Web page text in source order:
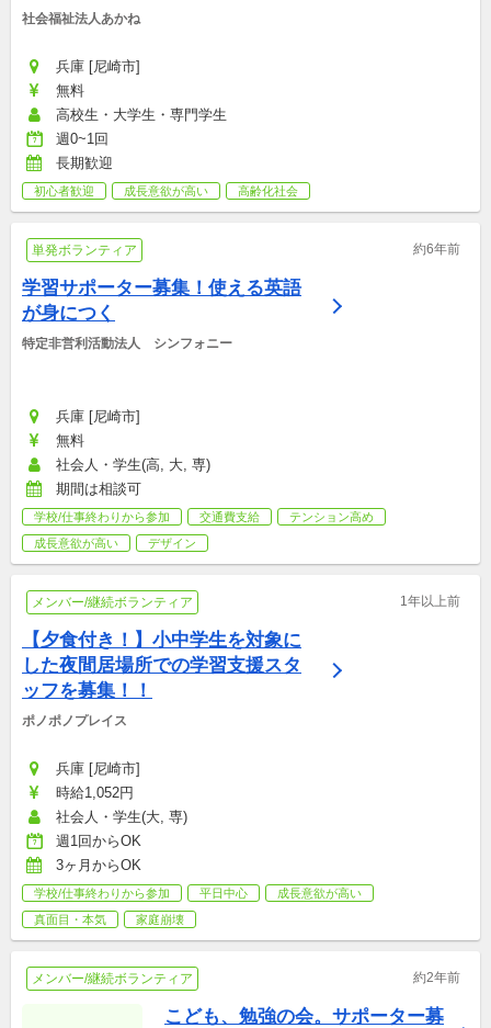
社会福祉法人あかね
兵庫 [尼崎市]
無料
高校生・大学生・専門学生
週0~1回
長期歓迎
初心者歓迎 成長意欲が高い 高齢化社会
単発ボランティア 約6年前
学習サポーター募集！使える英語
が身につく
特定非営利活動法人　シンフォニー
兵庫 [尼崎市]
無料
社会人・学生(高, 大, 専)
期間は相談可
学校/仕事終わりから参加 交通費支給
テンション高め
成長意欲が高い
デザイン
メンバー/継続ボランティア 1年以上前
【夕食付き！】小中学生を対象に
した夜間居場所での学習支援スタ
ッフを募集！！
ポノポノプレイス
兵庫 [尼崎市]
時給1,052円
社会人・学生(大, 専)
週1回からOK
3ヶ月からOK
学校/仕事終わりから参加 平日中心
成長意欲が高い
真面目・本気
家庭崩壊
メンバー/継続ボランティア 約2年前
こども、勉強の会。サポーター募